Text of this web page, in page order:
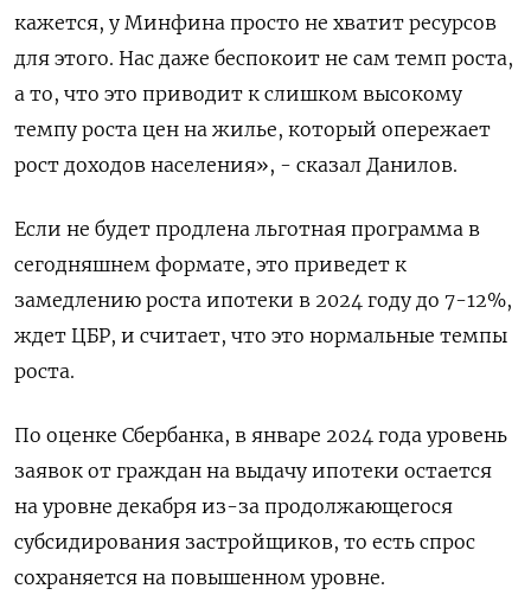
кажется, у Минфина просто не хватит ресурсов
для этого. Нас даже беспокоит не сам темп роста,
а то, что это приводит к слишком высокому
темпу роста цен на жилье, который опережает
рост доходов населения», - сказал Данилов.
Если не будет продлена льготная программа в
сегодняшнем формате, это приведет к
замедлению роста ипотеки в 2024 году до 7-12%,
ждет ЦБР, и считает, что это нормальные темпы
роста.
По оценке Сбербанка, в январе 2024 года уровень
заявок от граждан на выдачу ипотеки остается
на уровне декабря из-за продолжающегося
субсидирования застройщиков, то есть спрос
сохраняется на повышенном уровне.